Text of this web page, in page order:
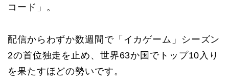
コード」。
配信からわずか数週間で「イカゲーム」シーズン
2の首位独走を止め、世界63か国でトップ10入り
を果たすほどの勢いです。